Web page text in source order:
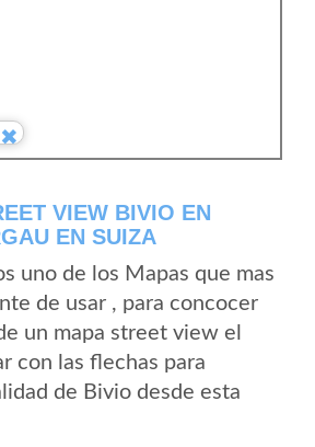
VIEW BIVIO EN
EN SUIZA
uno de los Mapas que mas
de usar , para concocer
un mapa street view el
con las flechas para
de Bivio desde esta